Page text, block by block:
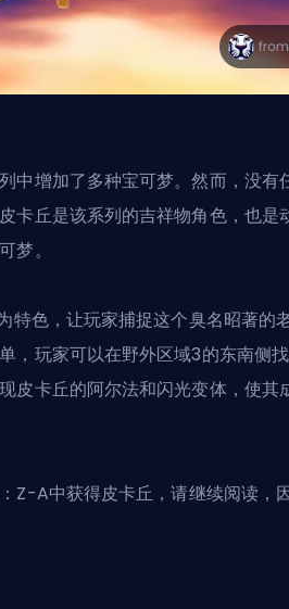
中增加了多种宝可梦。然而，没有
卡丘是该系列的吉祥物角色，也是
梦。
特色，让玩家捕捉这个臭名昭著的
，玩家可以在野外区域3的东南侧
皮卡丘的阿尔法和闪光变体 ，使其
Z-A中获得皮卡丘，请继续阅读，